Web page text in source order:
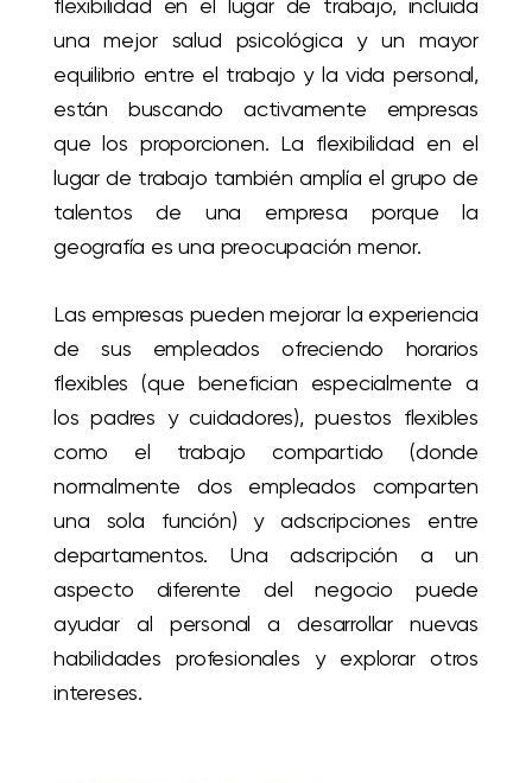
flexibilidad en el lugar de trabajo, incluida
una mejor salud psicológica y un mayor
equilibrio entre el trabajo y la vida personal,
están buscando activamente empresas
que los proporcionen. La flexibilidad en el
lugar de trabajo también amplía el grupo de
talentos de una empresa porque la
geografía es una preocupación menor.
Las empresas pueden mejorar la experiencia
de sus empleados ofreciendo horarios
flexibles (que benefician especialmente a
los padres y cuidadores), puestos flexibles
como el trabajo compartido (donde
normalmente dos empleados comparten
una sola función) y adscripciones entre
departamentos. Una adscripción a un
aspecto diferente del negocio puede
ayudar al personal a desarrollar nuevas
habilidades profesionales y explorar otros
intereses.